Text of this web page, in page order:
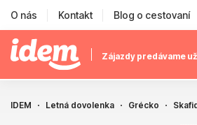
O nás Kontakt Blog o cestovaní
Zájazdy predávame už
IDEM Letná dovolenka Grécko